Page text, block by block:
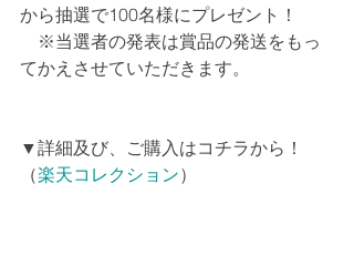
から抽選で100名様にプレゼント！
※当選者の発表は賞品の発送をもっ
てかえさせていただきます。
▼詳細及び、ご購入はコチラから！
（楽天コレクション）